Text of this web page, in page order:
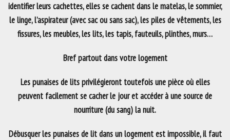
identifier leurs cachettes, elles se cachent dans le matelas, le sommier,
le linge, l’aspirateur (avec sac ou sans sac), les piles de vêtements, les
fissures, les meubles, les lits, les tapis, fauteuils, plinthes, murs…
Bref partout dans votre logement
Les punaises de lits privilégieront toutefois une pièce où elles
peuvent facilement se cacher le jour et accéder à une source de
nourriture (du sang) la nuit.
Débusquer les punaises de lit dans un logement est impossible, il faut